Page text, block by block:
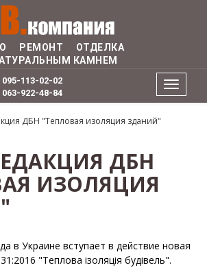
РЕМОНТ ОТДЕЛКА
КАМНЕМ
Toggle
095-113-02-02
063-922-48-84
ДБН "Тепловая изоляция зданий"
ДБН
ИЗОЛЯЦИЯ
в Украине вступает в действие новая
"Теплова ізоляція будівель".